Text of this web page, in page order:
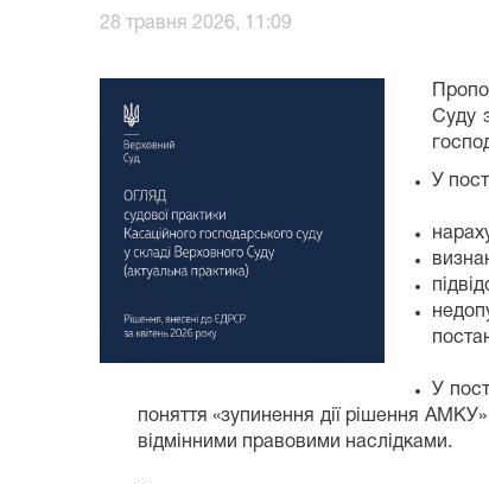
28 травня 2026, 11:09
Суду
У
У
поняття «зупинення дії рішення
відмінними правовими наслідками.